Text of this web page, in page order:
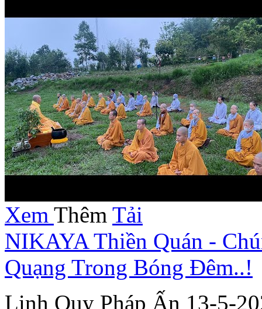
Xem Thêm Tải
NIKAYA Thiền Quán -
Quạng Trong Bóng Đêm..!
Linh Quy Pháp Ấn 13-5-